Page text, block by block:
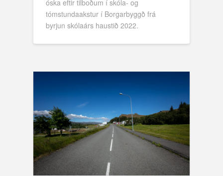
óska eftir tilboðum í skóla- og
tómstundaakstur í Borgarbyggð frá
byrjun skólaárs haustið 2022.